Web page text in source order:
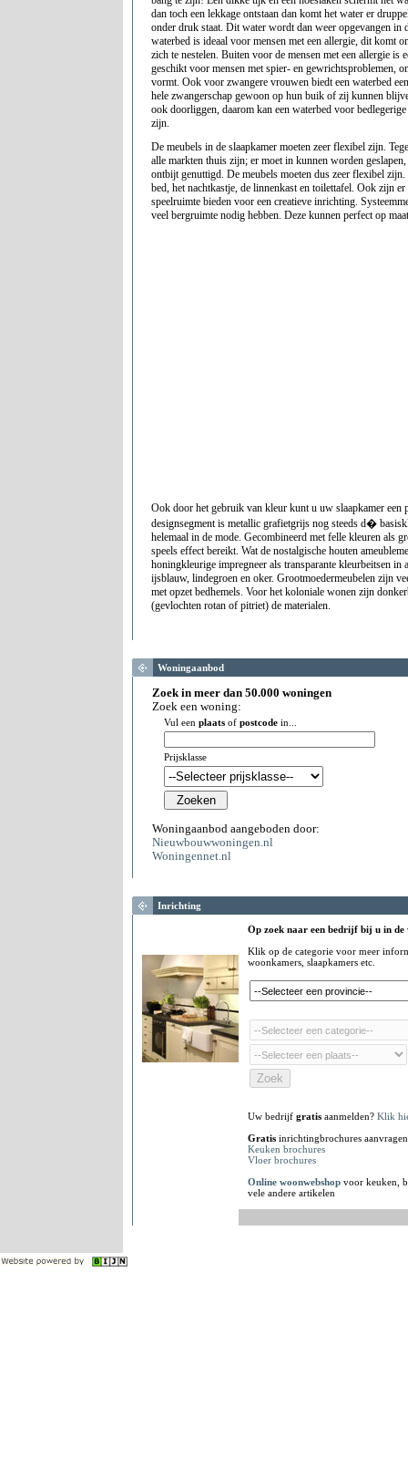
dan toch een lekkage ontstaan dan komt het water er
onder druk staat. Dit water wordt dan weer opgevangen in
waterbed is ideaal voor mensen met een allergie, dit komt
zich te nestelen. Buiten voor de mensen met een allergie is
geschikt voor mensen met spier- en gewrichtsproblemen,
vormt. Ook voor zwangere vrouwen biedt een waterbed
hele zwangerschap gewoon op hun buik of zij kunnen
ook doorliggen, daarom kan een waterbed voor bedlegerige
zijn.
De meubels in de slaapkamer moeten zeer flexibel zijn.
alle markten thuis zijn; er moet in kunnen worden
ontbijt genuttigd. De meubels moeten dus zeer flexibel
bed, het nachtkastje, de linnenkast en toilettafel. Ook zijn
speelruimte bieden voor een creatieve inrichting.
veel bergruimte nodig hebben. Deze kunnen perfect op
Ook door het gebruik van kleur kunt u uw slaapkamer een
designsegment is metallic grafietgrijs nog steeds d�
helemaal in de mode. Gecombineerd met felle kleuren als
speels effect bereikt. Wat de nostalgische houten
honingkleurige impregneer als transparante kleurbeitsen in
ijsblauw, lindegroen en oker. Grootmoedermeubelen zijn
met opzet bedhemels. Voor het koloniale wonen zijn
(gevlochten rotan of pitriet) de materialen.
Woningaanbod
Zoek in meer dan 50.000 woningen
Zoek een woning:
Vul een plaats of postcode in...
Prijsklasse
Woningaanbod aangeboden door:
Nieuwbouwwoningen.nl
Woningennet.nl
Inrichting
Op zoek naar een bedrijf bij u in
Klik op de categorie voor meer
woonkamers, slaapkamers etc.
Uw bedrijf gratis aanmelden? Klik
Gratis inrichtingbrochures
Keuken brochures
Vloer brochures
Online woonwebshop voor keuken,
vele andere artikelen